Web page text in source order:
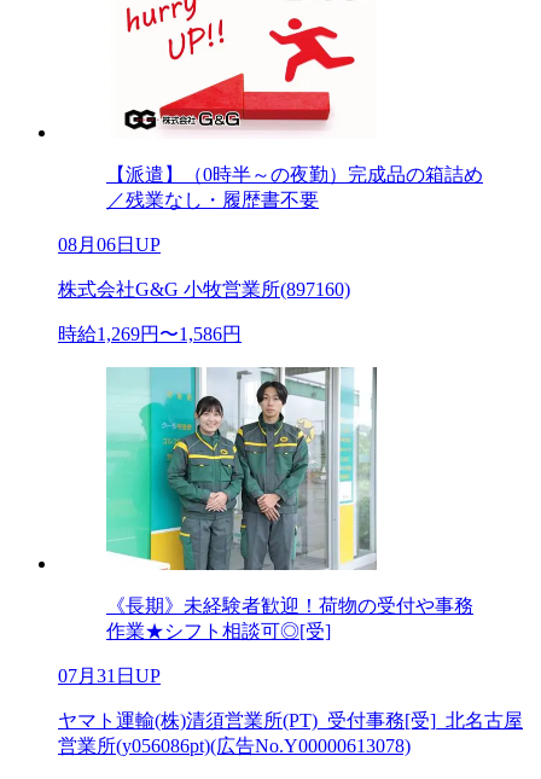
【派遣】（0時半～の夜勤）完成品の箱詰め
／残業なし・履歴書不要
08月06日UP
株式会社G&G 小牧営業所(897160)
時給1,269円〜1,586円
《長期》未経験者歓迎！荷物の受付や事務
作業★シフト相談可◎[受]
07月31日UP
ヤマト運輸(株)清須営業所(PT)_受付事務[受]_北名古屋
営業所(y056086pt)(広告No.Y00000613078)